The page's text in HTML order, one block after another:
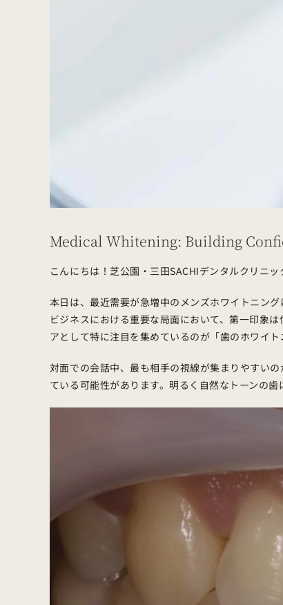
Medical Whitening: Building
こんにちは！芝公園・三田SACHIデンタルクリニッ
本日は、最近需要が急増中のメンズホワイトニング
ビジネスにおける重要な局面において、第一印象
アとして特に注目を集めているのが「歯のホワイト
対面での会話中、最も相手の視線が集まりやすい
ている可能性があります。明るく自然なトーンの